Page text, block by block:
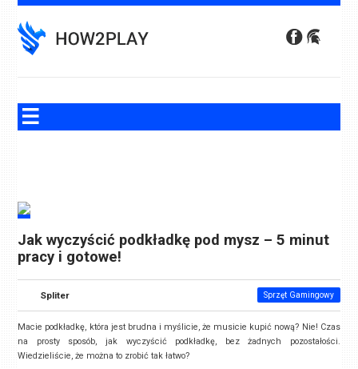
to
content
Jak wyczyścić podkładkę pod mysz – 5 minut
pracy i gotowe!
Spliter Sprzęt Gamingowy
Macie podkładkę, która jest brudna i myślicie, że musicie kupić nową? Nie! Czas
na prosty sposób, jak wyczyścić podkładkę, bez żadnych pozostałości.
Wiedzieliście, że można to zrobić tak łatwo?